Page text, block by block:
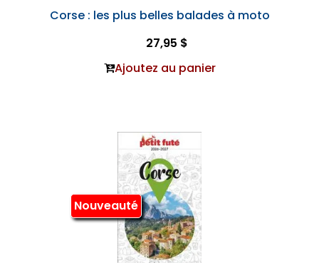
Corse : les plus belles balades à moto
27,95 $
Ajoutez au panier
Nouveauté